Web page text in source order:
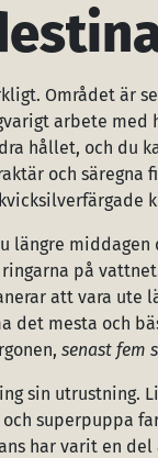
Området är
arbete med
hållet, och du
och säregna
längre
på
att vara ute
det mesta och
senast fem
sin utrustning.
superpuppa
har varit en